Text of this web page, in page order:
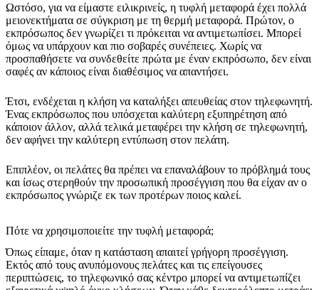
Ωστόσο, για να είμαστε ειλικρινείς, η τυφλή μεταφορά έχει πολλά
μειονεκτήματα σε σύγκριση με τη θερμή μεταφορά. Πρώτον, ο
εκπρόσωπος δεν γνωρίζει τι πρόκειται να αντιμετωπίσει. Μπορεί
όμως να υπάρχουν και πιο σοβαρές συνέπειες. Χωρίς να
προσπαθήσετε να συνδεθείτε πρώτα με έναν εκπρόσωπο, δεν είναι
σαφές αν κάποιος είναι διαθέσιμος να απαντήσει.
Έτσι, ενδέχεται η κλήση να καταλήξει απευθείας στον τηλεφωνητή.
Ένας εκπρόσωπος που υπόσχεται καλύτερη εξυπηρέτηση από
κάποιον άλλον, αλλά τελικά μεταφέρει την κλήση σε τηλεφωνητή,
δεν αφήνει την καλύτερη εντύπωση στον πελάτη.
Επιπλέον, οι πελάτες θα πρέπει να επαναλάβουν το πρόβλημά τους
και ίσως στερηθούν την προσωπική προσέγγιση που θα είχαν αν ο
εκπρόσωπος γνώριζε εκ των προτέρων ποιος καλεί.
Πότε να χρησιμοποιείτε την τυφλή μεταφορά;
Όπως είπαμε, όταν η κατάσταση απαιτεί γρήγορη προσέγγιση.
Εκτός από τους ανυπόμονους πελάτες και τις επείγουσες
περιπτώσεις, το τηλεφωνικό σας κέντρο μπορεί να αντιμετωπίζει